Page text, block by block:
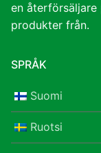
en
produkter från.
SPRÅK
Suomi
Ruotsi